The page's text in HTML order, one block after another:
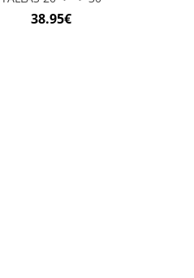
38.95€